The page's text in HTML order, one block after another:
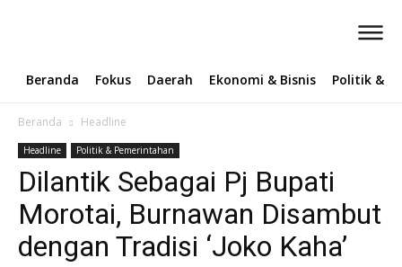
Beranda Fokus Daerah Ekonomi & Bisnis Politik &
Beranda Headline
Headline Politik & Pemerintahan
Dilantik Sebagai Pj Bupati
Morotai, Burnawan Disambut
dengan Tradisi ‘Joko Kaha’